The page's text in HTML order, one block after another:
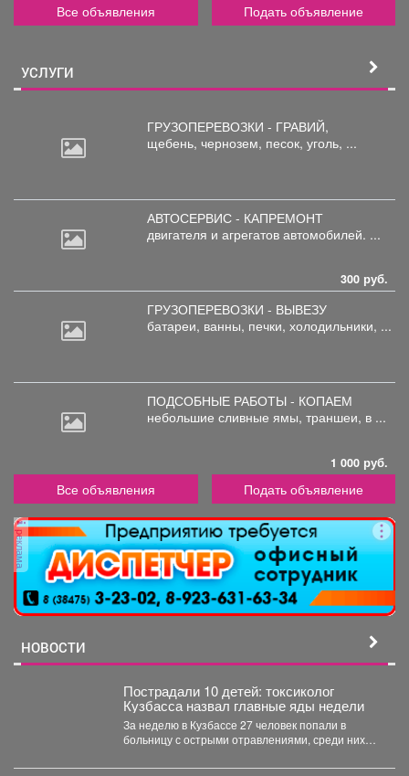
Все объявления Подать объявление
УСЛУГИ
ГРУЗОПЕРЕВОЗКИ - ГРАВИЙ,
щебень, чернозем, песок, уголь, ...
АВТОСЕРВИС - КАПРЕМОНТ
двигателя и агрегатов автомобилей. ...
300 руб.
ГРУЗОПЕРЕВОЗКИ - ВЫВЕЗУ
батареи, ванны, печки, холодильники, ...
ПОДСОБНЫЕ РАБОТЫ - КОПАЕМ
небольшие сливные ямы, траншеи, в ...
1 000 руб.
Все объявления Подать объявление
реклама
НОВОСТИ
Пострадали 10 детей: токсиколог
Кузбасса назвал главные яды недели
За неделю в Кузбассе 27 человек попали в
больницу с острыми отравлениями, среди них